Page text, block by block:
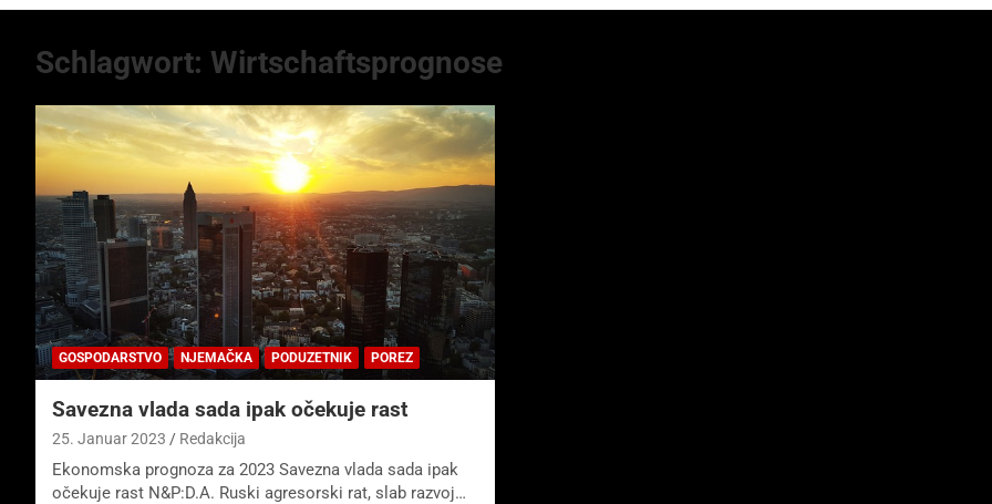
Schlagwort: Wirtschaftsprognose
GOSPODARSTVO NJEMAČKA PODUZETNIK POREZ
Savezna vlada sada ipak očekuje rast
25. Januar 2023 Redakcija
Ekonomska prognoza za 2023 Savezna vlada sada ipak
očekuje rast N&P:D.A. Ruski agresorski rat, slab razvoj…